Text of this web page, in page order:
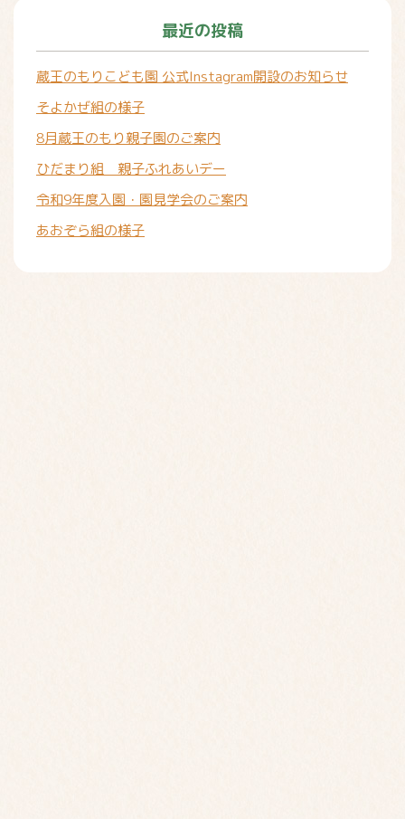
最近の投稿
蔵王のもりこども園 公式Instagram開設のお知らせ
そよかぜ組の様子
8月蔵王のもり親子園のご案内
ひだまり組 親子ふれあいデー
令和9年度入園・園見学会のご案内
あおぞら組の様子